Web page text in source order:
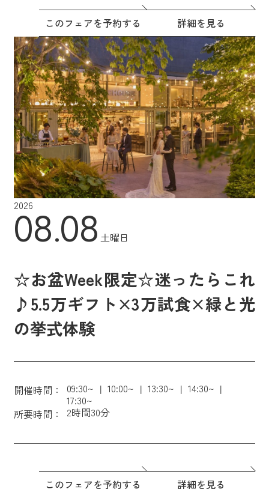
このフェアを予約する 詳細を見る
2026
08.08 土曜日
☆お盆Week限定☆迷ったらこれ
♪5.5万ギフト×3万試食×緑と光
の挙式体験
開催時間： 09:30~ 10:00~ 13:30~
14:30~
17:30~
所要時間：
2時間30分
このフェアを予約する 詳細を見る